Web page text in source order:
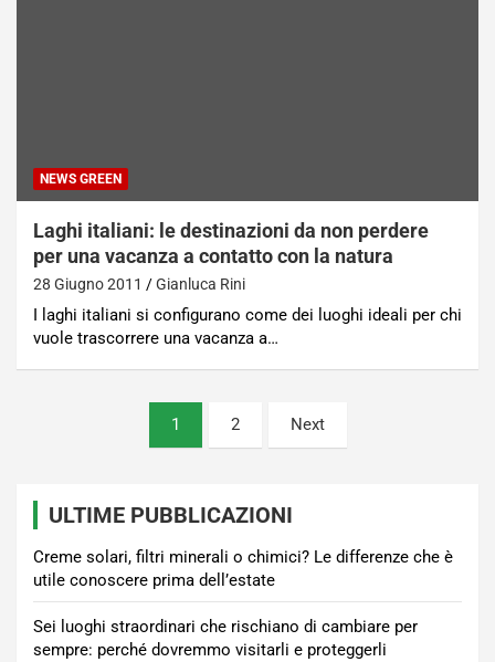
NEWS GREEN
Laghi italiani: le destinazioni da non perdere
per una vacanza a contatto con la natura
28 Giugno 2011 Gianluca Rini
I laghi italiani si configurano come dei luoghi ideali per chi
vuole trascorrere una vacanza a…
1 2 Next
ULTIME PUBBLICAZIONI
Creme solari, filtri minerali o chimici? Le differenze che è
utile conoscere prima dell’estate
Sei luoghi straordinari che rischiano di cambiare per
sempre: perché dovremmo visitarli e proteggerli